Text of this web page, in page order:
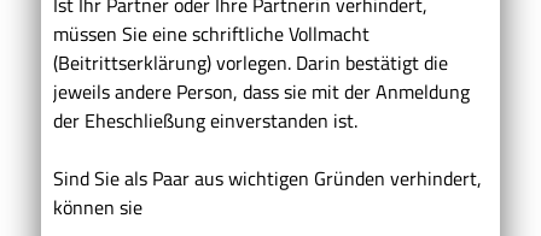
müssen Sie eine schriftliche Vollmacht
(Beitrittserklärung) vorlegen. Darin bestätigt die
jeweils andere Person, dass sie mit der Anmeldung
der Eheschließung einverstanden ist.
Sind Sie als Paar aus wichtigen Gründen verhindert,
können sie